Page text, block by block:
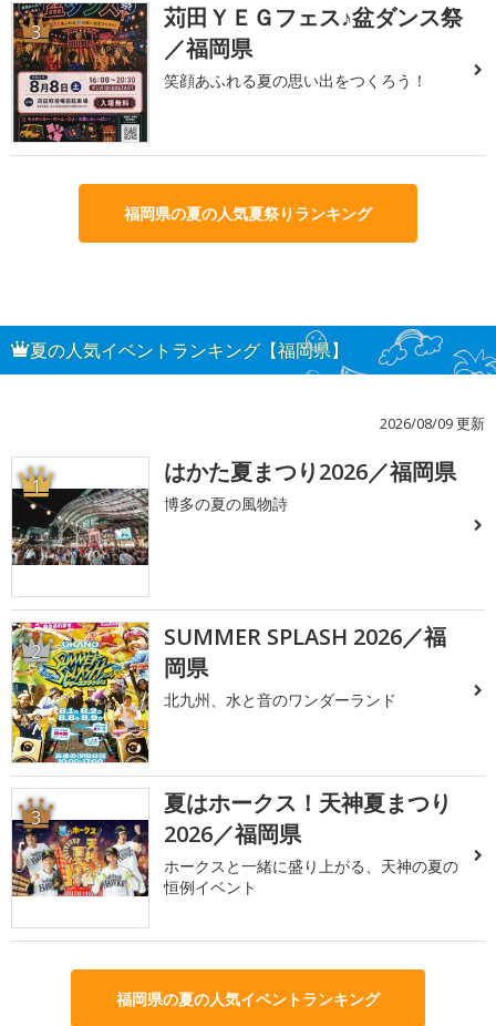
3
苅田ＹＥＧフェス♪盆ダンス祭
／福岡県
笑顔あふれる夏の思い出をつくろう！
福岡県の夏の人気夏祭りランキング
夏の人気イベントランキング【福岡県】
2026/08/09 更新
1 はかた夏まつり2026／福岡県
博多の夏の風物詩
2
SUMMER SPLASH 2026／福
岡県
北九州、水と音のワンダーランド
3
夏はホークス！天神夏まつり
2026／福岡県
ホークスと一緒に盛り上がる、天神の夏の
恒例イベント
福岡県の夏の人気イベントランキング